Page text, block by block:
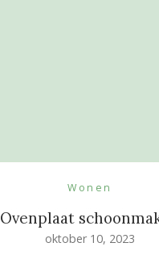
Wonen
Ovenplaat
oktober 10, 2023